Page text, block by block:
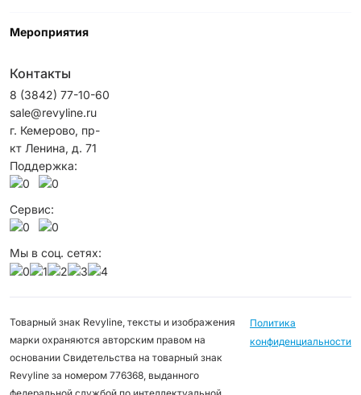
Мероприятия
Контакты
8 (3842) 77-10-60
sale@revyline.ru
г. Кемерово, пр-
кт Ленина, д. 71
Поддержка:
Сервис:
Мы в соц. сетях:
Товарный знак Revyline, тексты и изображения
марки охраняются авторским правом на
основании Свидетельства на товарный знак
Revyline за номером 776368, выданного
Политика
конфиденциальности